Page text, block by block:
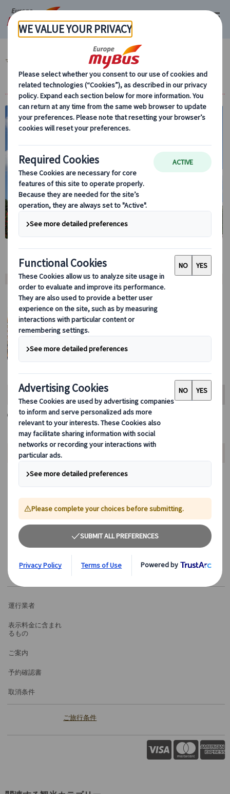
マイバス・ヨーロッパ ドイツ (28) フランクフルト (17)
料金・空席カレンダー・お申込み
プランをお選びください。
基本情報・ご案内
出発地
設定日
集合時間
出発時間
所要時間
運行業者
表示料金に含まれ
るもの
ご案内
予約確認書
取消条件
ご旅行条件